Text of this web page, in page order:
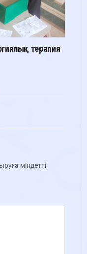
терапия
міндетті